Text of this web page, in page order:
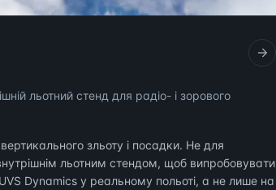
льотний стенд для радіо- і зорового
зльоту і посадки. Не для
льотним стендом, щоб випробовувати
Dynamics у реальному польоті, а не лише на